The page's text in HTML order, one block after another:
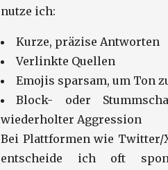
nutze ich:
Kurze, präzise Antworten
Verlinkte Quellen
Emojis sparsam, um Ton
Block- oder
wiederholter Aggression
Bei Plattformen wie Twitter/
entscheide ich oft